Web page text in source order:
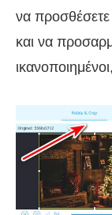
να
και να